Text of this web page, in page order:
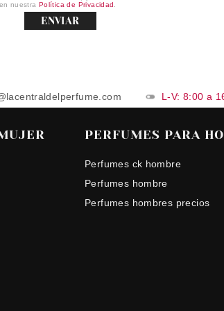
nuestra Política de Privacidad
ENVIAR
L-V: 8:00 a
PERFUMES PARA
Perfumes ck hombre
Perfumes hombre
Perfumes hombres precios